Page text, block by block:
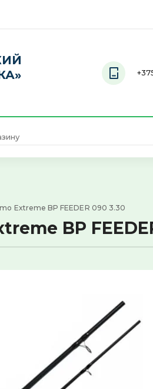
Extreme BP FEEDER 090 3.30
BP